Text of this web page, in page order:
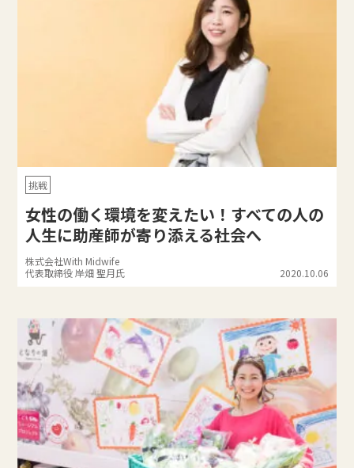
挑戦
女性の働く環境を変えたい！すべての人の
人生に助産師が寄り添える社会へ
株式会社With Midwife
代表取締役 岸畑 聖月氏
2020.10.06